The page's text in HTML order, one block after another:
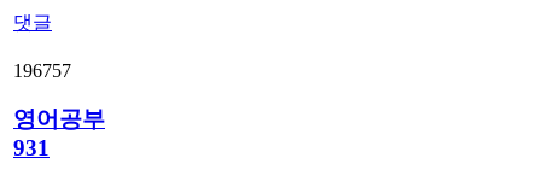
댓글
196757
영어공부
931